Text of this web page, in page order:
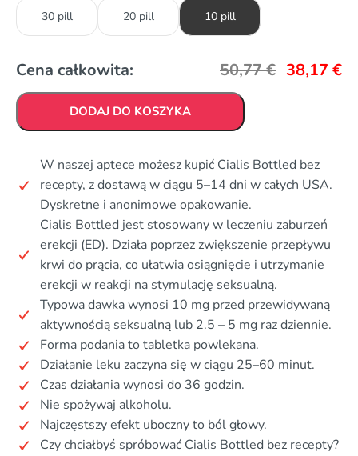
30 pill 20 pill 10 pill
Cena całkowita: 50,77€ 38,17 €
DODAJ DO KOSZYKA
W naszej aptece możesz kupić Cialis Bottled bez
recepty, z dostawą w ciągu 5–14 dni w całych USA.
Dyskretne i anonimowe opakowanie.
Cialis Bottled jest stosowany w leczeniu zaburzeń
erekcji (ED). Działa poprzez zwiększenie przepływu
krwi do prącia, co ułatwia osiągnięcie i utrzymanie
erekcji w reakcji na stymulację seksualną.
Typowa dawka wynosi 10 mg przed przewidywaną
aktywnością seksualną lub 2.5 – 5 mg raz dziennie.
Forma podania to tabletka powlekana.
Działanie leku zaczyna się w ciągu 25–60 minut.
Czas działania wynosi do 36 godzin.
Nie spożywaj alkoholu.
Najczęstszy efekt uboczny to ból głowy.
Czy chciałbyś spróbować Cialis Bottled bez recepty?